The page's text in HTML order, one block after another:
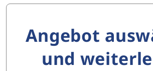
Angebot
und